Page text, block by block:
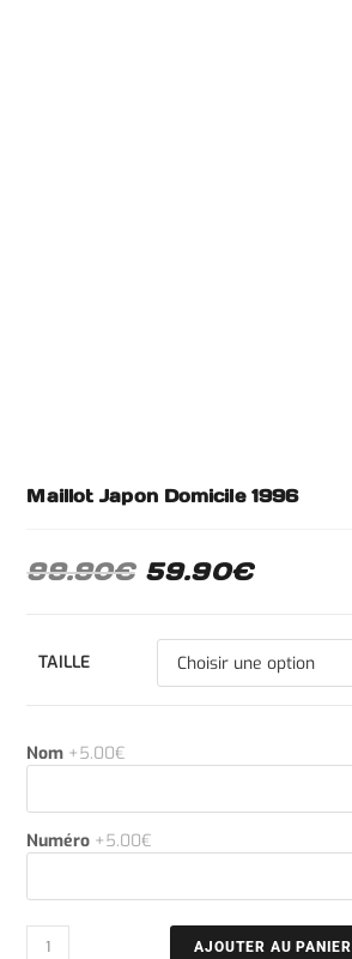
Maillot Japon Domicile 1996
99.90€ 59.90€
TAILLE
Nom +5.00€
Numéro +5.00€
AJOUTER AU PANIER